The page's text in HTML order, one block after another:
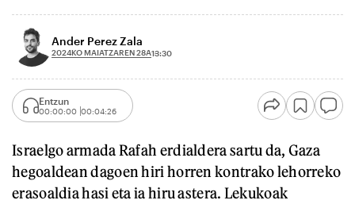
Ander Perez Zala
2024KO MAIATZAREN 28A13:30
Entzun
00:00:00 00:04:26
Israelgo armada Rafah erdialdera sartu da, Gaza
hegoaldean dagoen hiri horren kontrako lehorreko
erasoaldia hasi eta ia hiru astera. Lekukoak